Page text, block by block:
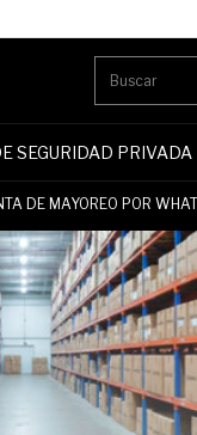
SEGURIDAD PRIVADA
DE MAYOREO POR